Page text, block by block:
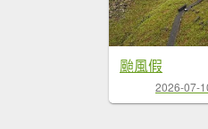
颱風假
2026-07-